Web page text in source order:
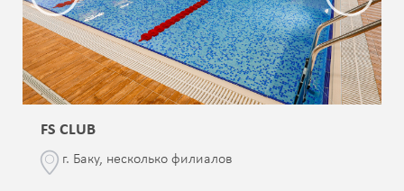
FS CLUB
г. Баку, несколько филиалов